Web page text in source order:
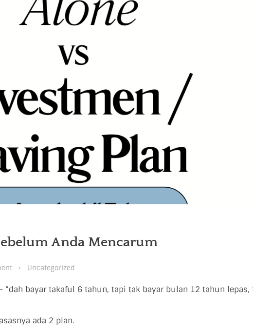
Anda Mencarum
Uncategorized
“dah bayar takaful 6 tahun, tapi tak bayar bulan 12 tahun
ada 2 plan.